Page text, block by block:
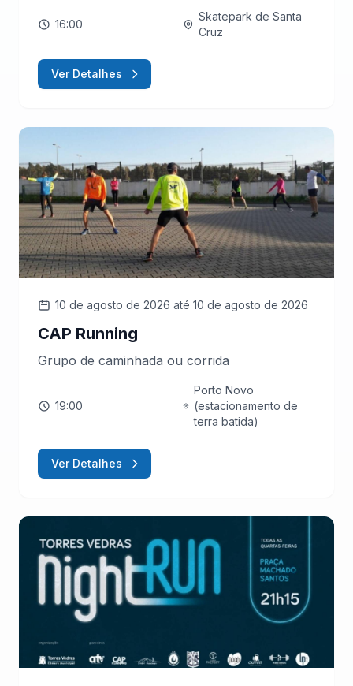
16:00
Skatepark de Santa
Cruz
Ver Detalhes
10 de agosto de 2026 até 10 de agosto de 2026
CAP Running
Grupo de caminhada ou corrida
19:00
Porto Novo
(estacionamento de
terra batida)
Ver Detalhes